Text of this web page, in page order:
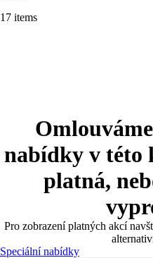
17 items
nabídky v této
platná,
Pro zobrazení platných akcí
Speciální nabídky